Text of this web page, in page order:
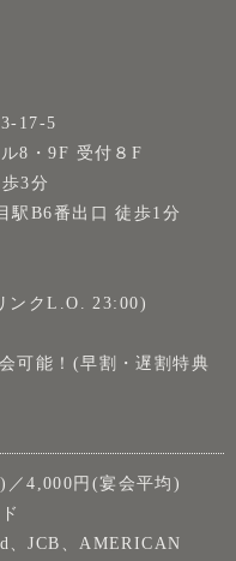
17-5
8・9F 受付８F
3分
駅B6番出口 徒歩1分
ンクL.O. 23:00)
可能！(早割・遅割特典
4,000円(宴会平均)
、JCB、AMERICAN